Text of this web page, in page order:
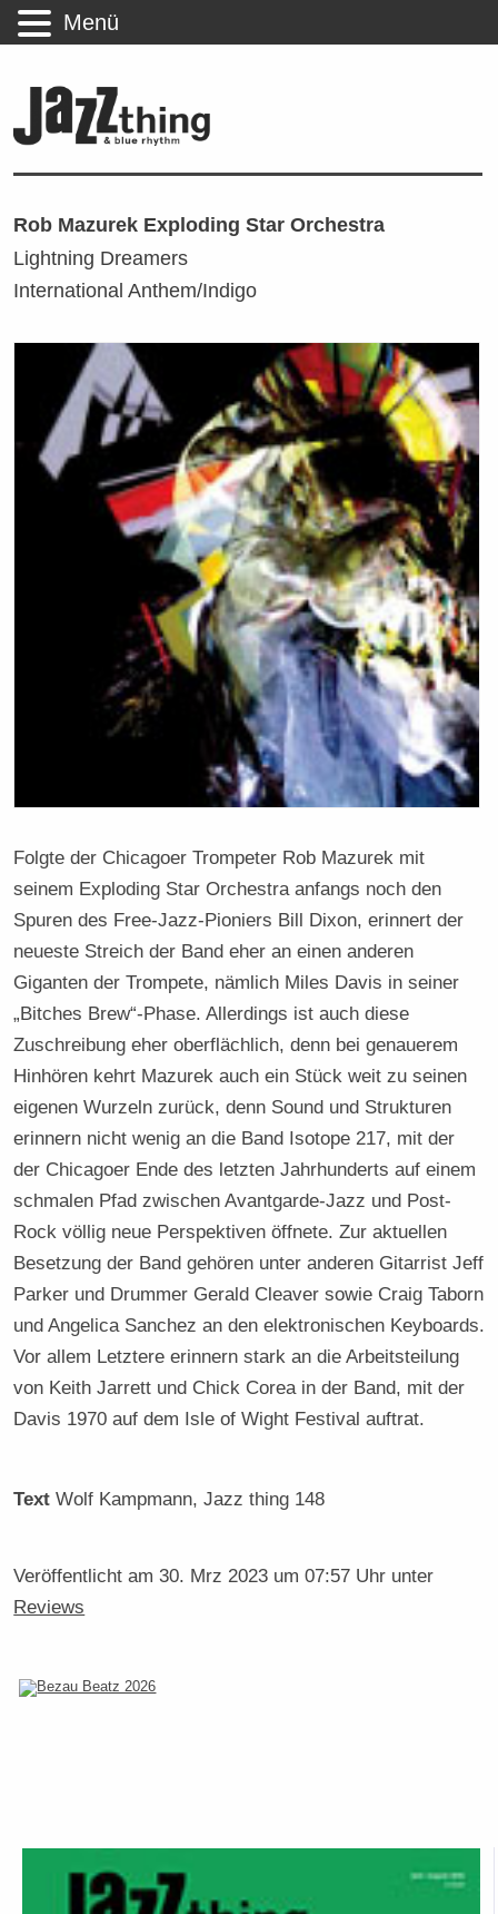
Rob Mazurek Exploding Star Orchestra
Lightning Dreamers
International Anthem/Indigo
Folgte der Chicagoer Trompeter Rob Mazurek mit
seinem Exploding Star Orchestra anfangs noch den
Spuren des Free-Jazz-Pioniers Bill Dixon, erinnert der
neueste Streich der Band eher an einen anderen
Giganten der Trompete, nämlich Miles Davis in seiner
„Bitches Brew“-Phase. Allerdings ist auch diese
Zuschreibung eher oberflächlich, denn bei genauerem
Hinhören kehrt Mazurek auch ein Stück weit zu seinen
eigenen Wurzeln zurück, denn Sound und Strukturen
erinnern nicht wenig an die Band Isotope 217, mit der
der Chicagoer Ende des letzten Jahrhunderts auf einem
schmalen Pfad zwischen Avantgarde-Jazz und Post-
Rock völlig neue Perspektiven öffnete. Zur aktuellen
Besetzung der Band gehören unter anderen Gitarrist Jeff
Parker und Drummer Gerald Cleaver sowie Craig Taborn
und Angelica Sanchez an den elektronischen Keyboards.
Vor allem Letztere erinnern stark an die Arbeitsteilung
von Keith Jarrett und Chick Corea in der Band, mit der
Davis 1970 auf dem Isle of Wight Festival auftrat.
Text Wolf Kampmann, Jazz thing 148
Veröffentlicht am30. Mrz 2023 um 07:57 Uhr unter
Reviews
Menü